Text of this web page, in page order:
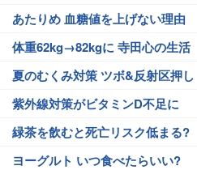
あたりめ 血糖値を上げない理由
体重62kg→82kgに 寺田心の生活
夏のむくみ対策 ツボ&反射区押し
紫外線対策がビタミンD不足に
緑茶を飲むと死亡リスク低まる?
ヨーグルト いつ食べたらいい?